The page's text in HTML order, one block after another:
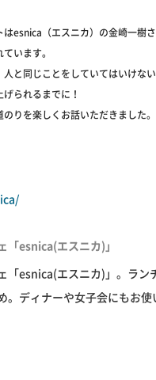
esnica（エスニカ）の金崎一樹
います。
と同じことをしていてはいけな
られるまでに！
りを楽しくお話いただきました。
「esnica(エスニカ)」
「esnica(エスニカ)」。ラン
。ディナーや女子会にもお使